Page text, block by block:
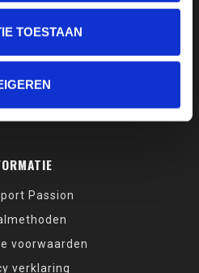
TOESTAAN
Passion
voorwaarden
verklaring